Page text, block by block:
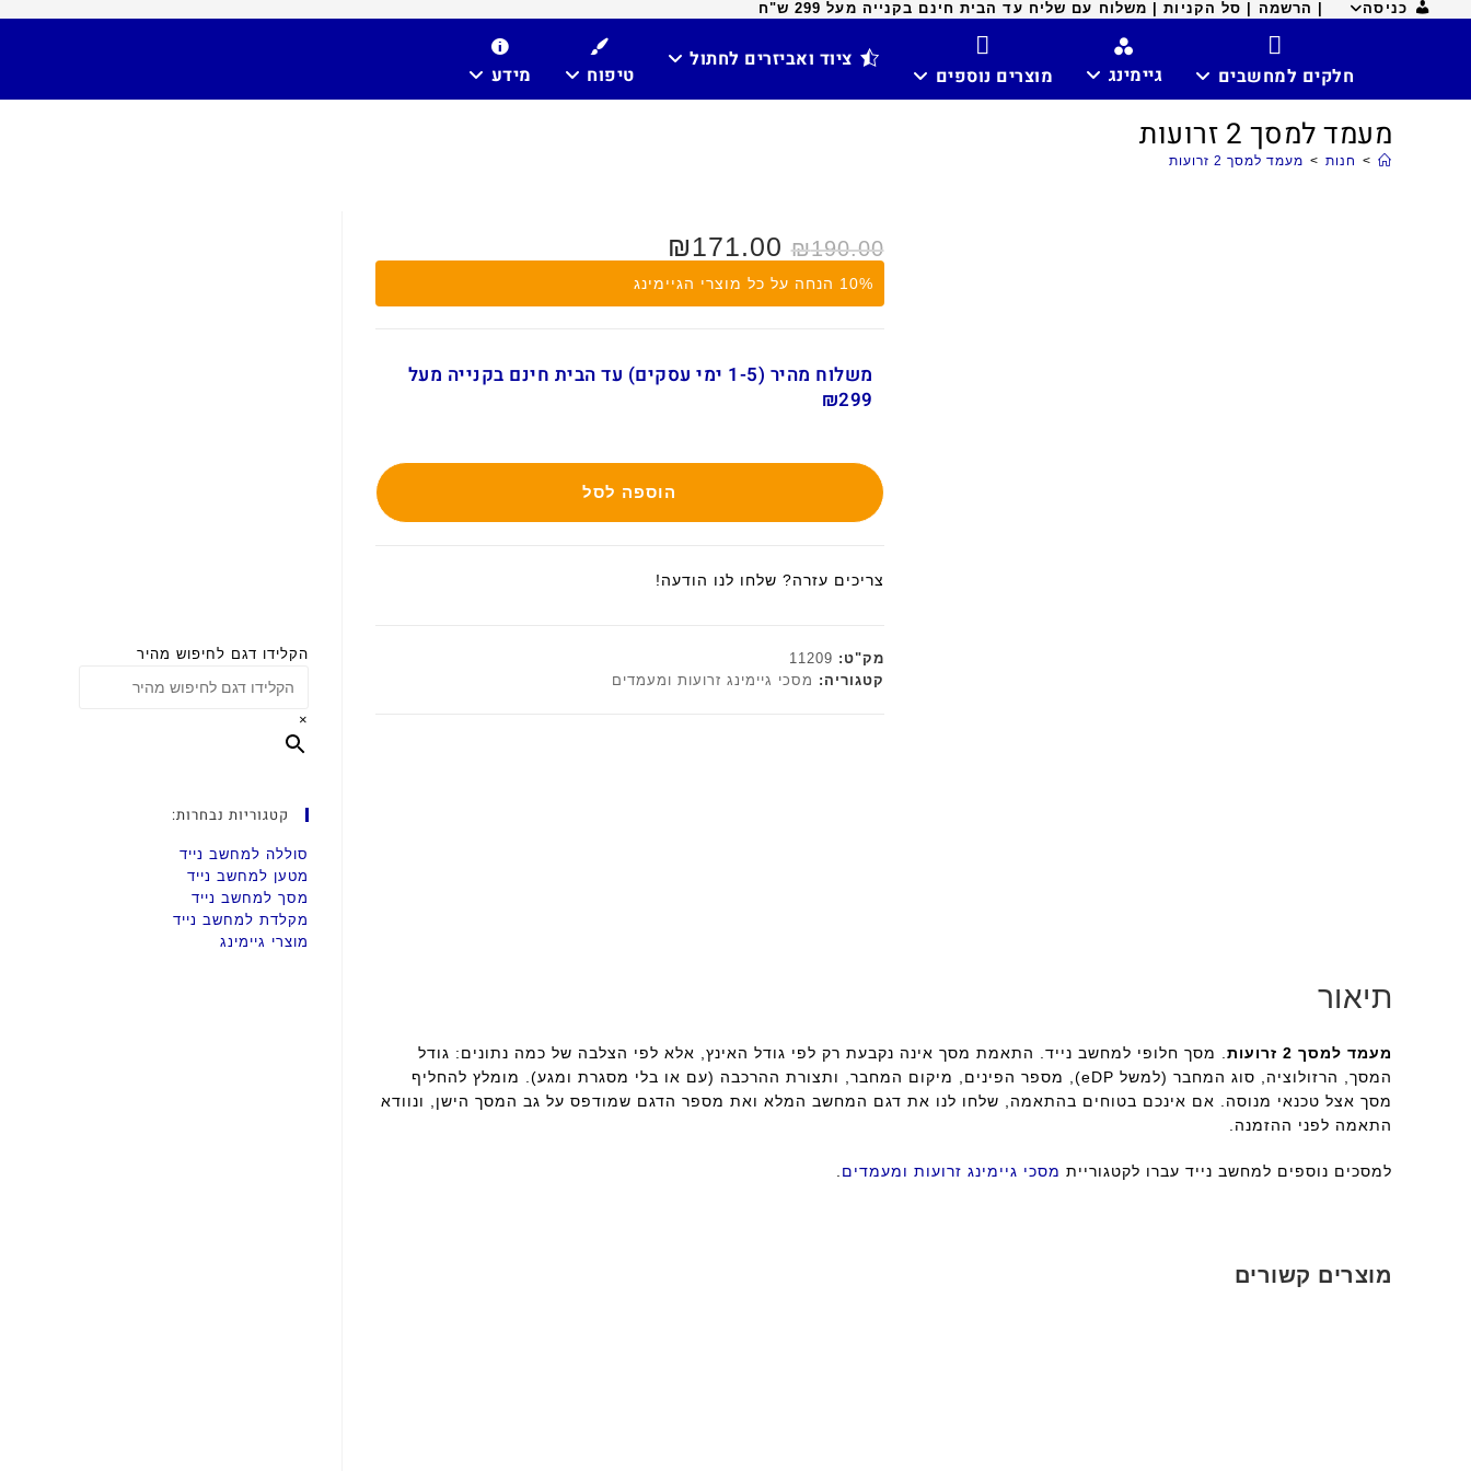
כניסה | הרשמה | סל הקניות | משלוח עם שליח עד הבית חינם בקנייה מעל 299 ש"ח
חלקים למחשבים גיימינג מוצרים נוספים
ציוד ואביזרים לחתול
טיפוח מידע
מעמד למסך 2 זרועות
> חנות > מעמד למסך 2 זרועות
המחיר
המקורי
₪250.00.
₪190.00
המחיר
הנוכחי
₪190.00.
₪171.00
10% הנחה על כל מוצרי הגיימינג
משלוח מהיר (1-5 ימי עסקים) עד הבית חינם בקנייה מעל
₪299
הוספה לסל
צריכים עזרה? שלחו לנו הודעה!
מק"ט: 11209
קטגוריה: מסכי גיימינג זרועות ומעמדים
תיאור
מעמד למסך 2 זרועות
. מסך חלופי למחשב נייד. התאמת מסך אינה נקבעת רק לפי גודל האינץ, אלא לפי הצלבה של כמה נתונים: גודל
המסך, הרזולוציה, סוג המחבר (למשל eDP), מספר הפינים, מיקום המחבר, ותצורת ההרכבה (עם או בלי מסגרת ומגע). מומלץ להחליף
מסך אצל טכנאי מנוסה. אם אינכם בטוחים בהתאמה, שלחו לנו את דגם המחשב המלא ואת מספר הדגם שמודפס על גב המסך הישן, ונוודא
התאמה לפני ההזמנה.
למסכים נוספים למחשב נייד עברו לקטגוריית מסכי גיימינג זרועות ומעמדים
מוצרים קשורים
הקלידו דגם לחיפוש מהיר
×
קטגוריות נבחרות:
סוללה למחשב נייד
מטען למחשב נייד
מסך למחשב נייד
מקלדת למחשב נייד
מוצרי גיימינג